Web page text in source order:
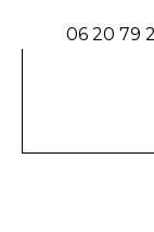
06 20 79